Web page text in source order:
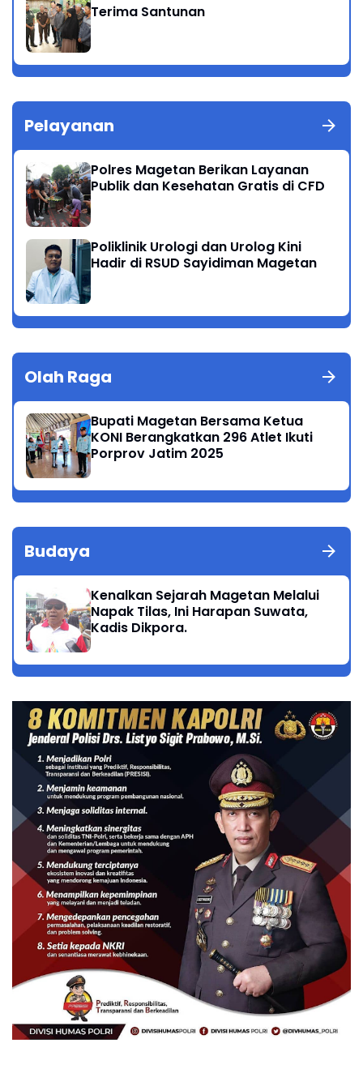
Terima Santunan
Pelayanan
Polres Magetan Berikan Layanan
Publik dan Kesehatan Gratis di CFD
Poliklinik Urologi dan Urolog Kini
Hadir di RSUD Sayidiman Magetan
Olah Raga
Bupati Magetan Bersama Ketua
KONI Berangkatkan 296 Atlet Ikuti
Porprov Jatim 2025
Budaya
Kenalkan Sejarah Magetan Melalui
Napak Tilas, Ini Harapan Suwata,
Kadis Dikpora.